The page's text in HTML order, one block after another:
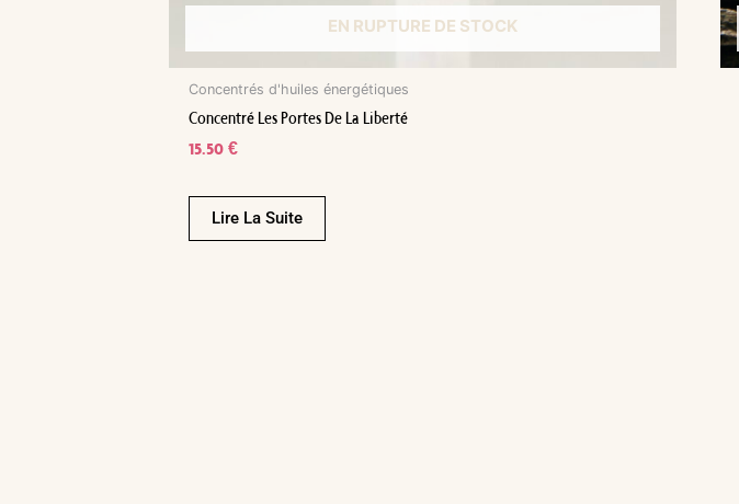
EN RUPTURE DE STOCK
Concentrés d'huiles énergétiques
Concentré Les Portes De La Liberté
15.50€
Lire La Suite